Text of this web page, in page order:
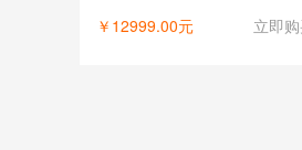
￥12999.00元 立即